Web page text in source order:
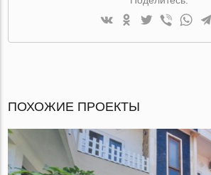
ПОХОЖИЕ ПРОЕКТЫ